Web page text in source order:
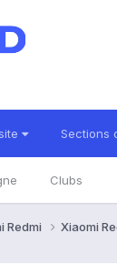
Sections
Clubs
Redmi Xiaomi